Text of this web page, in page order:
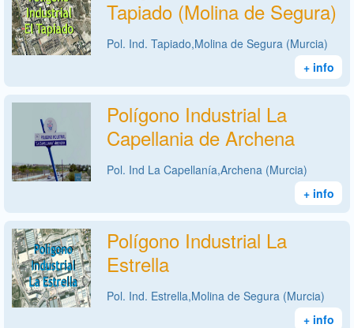
Tapiado (Molina de Segura)
Pol. Ind. Tapiado,Molina de Segura (Murcia)
+ info
Polígono Industrial La
Capellania de Archena
Pol. Ind La Capellanía,Archena (Murcia)
+ info
Polígono Industrial La
Estrella
Pol. Ind. Estrella,Molina de Segura (Murcia)
+ info